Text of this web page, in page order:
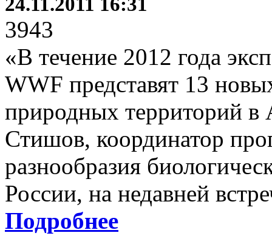
24.11.2011 16:31
3943
«В течение 2012 года
WWF представят 13
природных территорий в
Стишов, координатор
разнообразия
России, на недавней
Подробнее